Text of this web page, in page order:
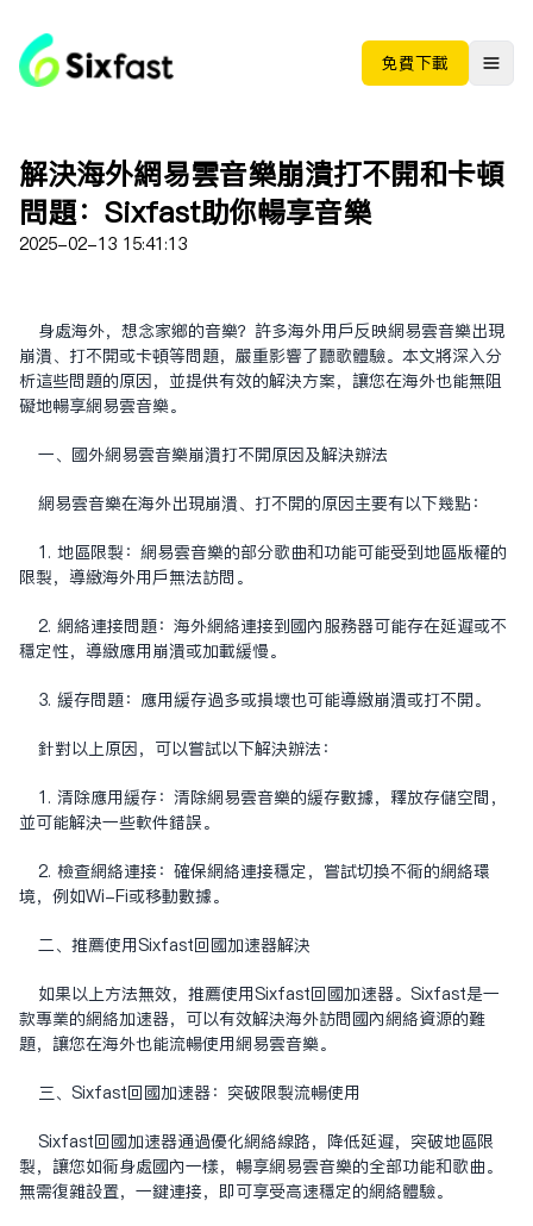
免费下载
解決海外网易云音乐崩溃打不开和卡頓
問題：Sixfast助你暢享音樂
2025-02-13 15:41:13
身處海外，想念家鄉的音樂？許多海外用戶反映网易云音乐出現
崩潰、打不開或卡頓等問題，嚴重影響了聽歌體驗。本文將深入分
析這些問題的原因，並提供有效的解決方案，讓您在海外也能無阻
礙地暢享网易云音乐。
一、国外网易云音乐崩溃打不开原因及解决办法
网易云音乐在海外出现崩溃、打不开的原因主要有以下几点：
1. 地区限制：网易云音乐的部分歌曲和功能可能受到地区版权的
限制，导致海外用户无法访问。
2. 网络连接问题：海外网络连接到国内服务器可能存在延迟或不
稳定性，导致应用崩溃或加载缓慢。
3. 缓存问题：应用缓存过多或损坏也可能导致崩溃或打不开。
针对以上原因，可以尝试以下解决办法：
1. 清除应用缓存：清除网易云音乐的缓存数据，释放存储空间，
并可能解决一些软件错误。
2. 检查网络连接：确保网络连接稳定，尝试切换不同的网络环
境，例如Wi-Fi或移动数据。
二、推薦使用Sixfast回國加速器解決
如果以上方法无效，推荐使用Sixfast回国加速器。Sixfast是一
款专业的网络加速器，可以有效解决海外访问国内网络资源的难
题，让您在海外也能流畅使用网易云音乐。
三、Sixfast回國加速器：突破限制流暢使用
Sixfast回国加速器通过优化网络线路，降低延迟，突破地区限
制，让您如同身处国内一样，畅享网易云音乐的全部功能和歌曲。
无需复杂设置，一键连接，即可享受高速稳定的网络体验。